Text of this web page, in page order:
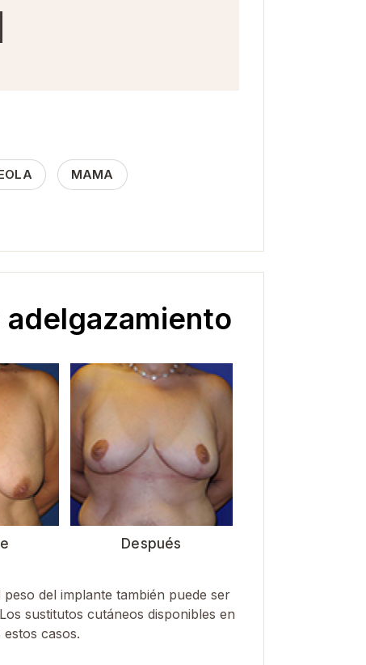
MAMA
adelgazamiento
Después
del implante también puede ser
sustitutos cutáneos disponibles en
casos.